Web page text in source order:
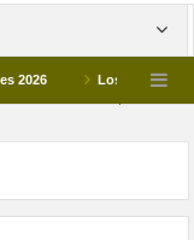
Los Campus de